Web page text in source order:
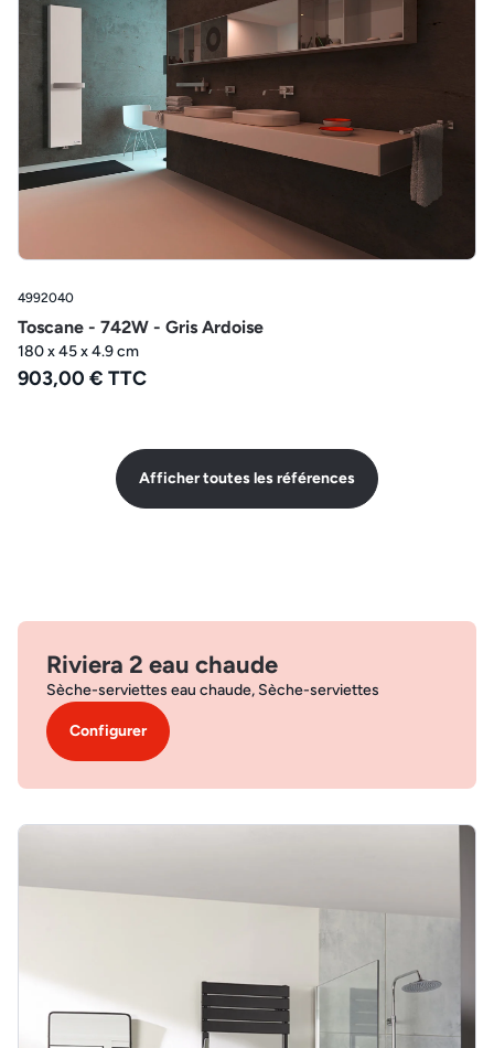
4992040
Toscane - 742W - Gris Ardoise
180 x 45 x 4.9 cm
903,00 € TTC
Afficher toutes les références
Riviera 2 eau chaude
Sèche-serviettes eau chaude, Sèche-serviettes
Configurer